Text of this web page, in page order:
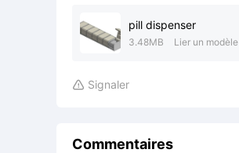
pill dispenser
3.48MB Lier un modèle
 Signaler
Commentaires